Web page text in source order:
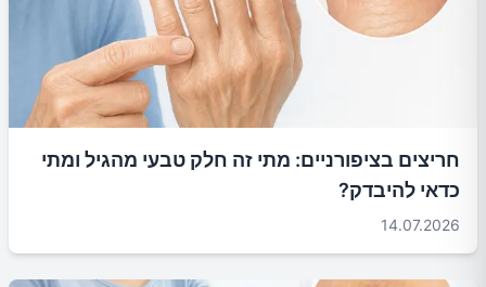
חריצים בציפורניים: מתי זה חלק טבעי מהגיל ומתי
כדאי להיבדק?
14.07.2026